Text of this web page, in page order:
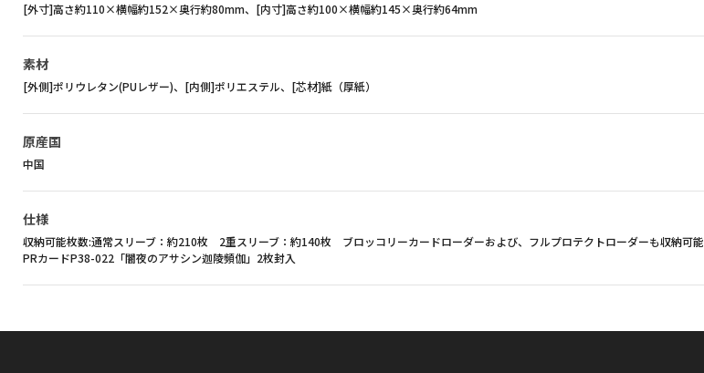
[外寸]高さ約110×横幅約152×奥行約80mm、[内寸]高さ約100×横幅約145×奥行約64mm
素材
[外側]ポリウレタン(PUレザー)、[内側]ポリエステル、[芯材]紙（厚紙）
原産国
中国
仕様
収納可能枚数:通常スリーブ：約210枚 2重スリーブ：約140枚 ブロッコリーカードローダーおよび、フルプロテクトローダーも収納可能
PRカードP38-022「闇夜のアサシン迦陵頻伽」2枚封入